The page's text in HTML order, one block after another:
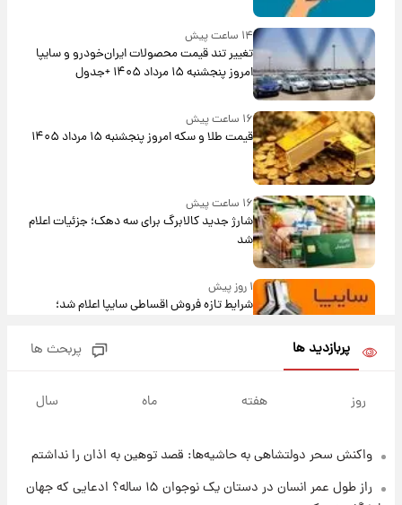
۱۴ ساعت پیش
تغییر تند قیمت محصولات ایران‌خودرو و سایپا
امروز پنجشنبه ۱۵ مرداد ۱۴۰۵ +جدول
۱۶ ساعت پیش
قیمت طلا و سکه امروز پنجشنبه ۱۵ مرداد ۱۴۰۵
۱۶ ساعت پیش
شارژ جدید کالابرگ برای سه دهک؛ جزئیات اعلام
شد
۱ روز پیش
شرایط تازه فروش اقساطی سایپا اعلام شد؛
قیمت سکه و طلا فردا
۲۲ ساعت پیش
پربازدید ها پربحث ها
روز هفته ماه سال
واکنش سحر دولتشاهی به حاشیه‌ها: قصد توهین به اذان را نداشتم
راز طول عمر انسان در دستان یک نوجوان ۱۵ ساله؟ ادعایی که جهان